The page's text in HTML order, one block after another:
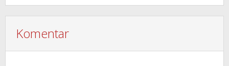
Komentar